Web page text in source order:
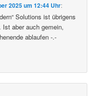
2025 um 12:44 Uhr:
Solutions ist übrigens
aber auch gemein,
ablaufen -.-